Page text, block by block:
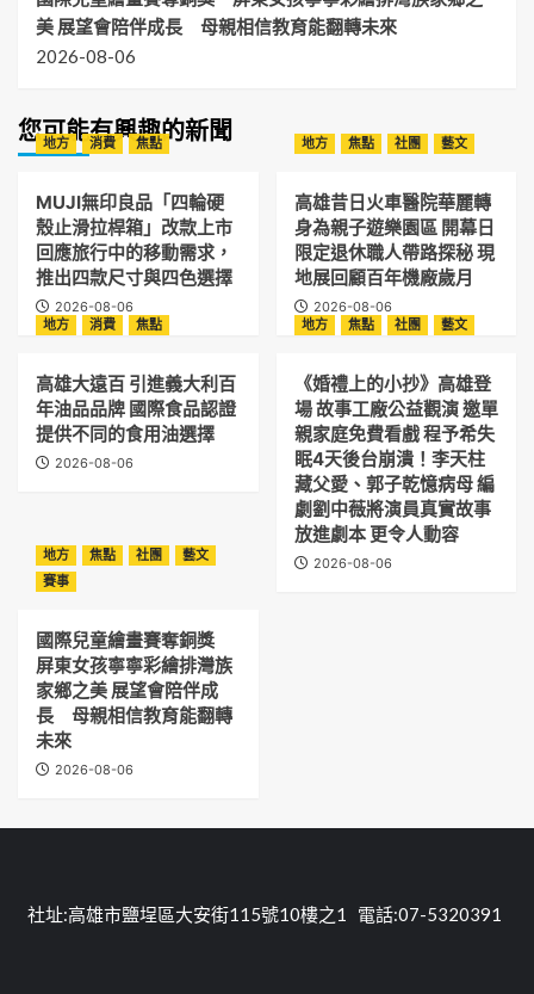
美 展望會陪伴成長 母親相信教育能翻轉未來
2026-08-06
您可能有興趣的新聞
地方 消費 焦點
MUJI無印良品「四輪硬
殼止滑拉桿箱」改款上市
回應旅行中的移動需求，
推出四款尺寸與四色選擇
2026-08-06
地方 焦點 社團 藝文
高雄昔日火車醫院華麗轉
身為親子遊樂園區 開幕日
限定退休職人帶路探秘 現
地展回顧百年機廠歲月
2026-08-06
地方
消費 焦點
高雄大遠百 引進義大利百
年油品品牌 國際食品認證
提供不同的食用油選擇
2026-08-06
地方 焦點 社團 藝文
《婚禮上的小抄》高雄登
場 故事工廠公益觀演 邀單
親家庭免費看戲 程予希失
眠4天後台崩潰！李天柱
藏父愛、郭子乾憶病母 編
劇劉中薇將演員真實故事
放進劇本 更令人動容
2026-08-06
地方 焦點 社團
藝文
賽事
國際兒童繪畫賽奪銅獎
屏東女孩寧寧彩繪排灣族
家鄉之美 展望會陪伴成
長 母親相信教育能翻轉
未來
2026-08-06
社址:高雄市鹽埕區大安街115號10樓之1 電話:07-5320391